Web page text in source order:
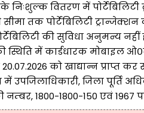
के निःशुल्क वितरण में
तक पोर्टेबिलिटी
की सुविधा अनुमन्य
की स्थिति में कार्डधारक
को खाद्यान्न प्राप्त
जिला पूर्ति
नम्बर, 1800-1800-150 एवं